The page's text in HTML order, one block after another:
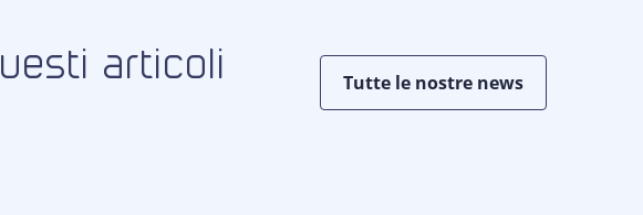
articoli Tutte le nostre news